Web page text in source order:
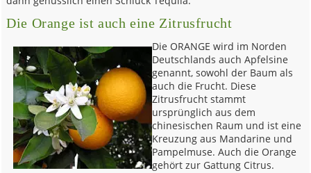
Die Orange ist auch eine Zitrusfrucht
Die ORANGE wird im Norden
Deutschlands auch Apfelsine
genannt, sowohl der Baum als
auch die Frucht. Diese
Zitrusfrucht stammt
ursprünglich aus dem
chinesischen Raum und ist eine
Kreuzung aus Mandarine und
Pampelmuse. Auch die Orange
gehört zur Gattung Citrus.